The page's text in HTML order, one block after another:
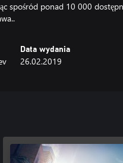
spośród ponad 10 000
Data wydania
26.02.2019